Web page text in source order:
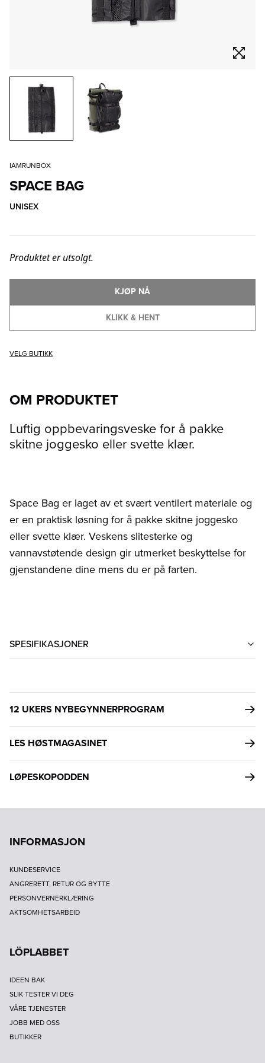
IAMRUNBOX
SPACE BAG
UNISEX
Produktet er utsolgt.
KLIKK & HENT
KJØP NÅ
VELG BUTIKK
OM PRODUKTET
Luftig oppbevaringsveske for å pakke
skitne joggesko eller svette klær.
Space Bag er laget av et svært ventilert materiale og
er en praktisk løsning for å pakke skitne joggesko
eller svette klær. Veskens slitesterke og
vannavstøtende design gir utmerket beskyttelse for
gjenstandene dine mens du er på farten.
SPESIFIKASJONER
12 UKERS NYBEGYNNERPROGRAM
LES HØSTMAGASINET
LØPESKOPODDEN
INFORMASJON
KUNDESERVICE
ANGRERETT, RETUR OG BYTTE
PERSONVERNERKLÆRING
AKTSOMHETSARBEID
LÖPLABBET
IDEEN BAK
SLIK TESTER VI DEG
VÅRE TJENESTER
JOBB MED OSS
BUTIKKER